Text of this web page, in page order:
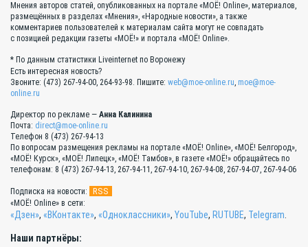
Мнения авторов статей, опубликованных на портале «МОЁ! Online», материалов,
размещённых в разделах «Мнения», «Народные новости», а также
комментариев пользователей к материалам сайта могут не совпадать
с позицией редакции газеты «МОЁ!» и портала «МОЁ! Online».
* По данным статистики Liveinternet по Воронежу
Есть интересная новость?
Звоните: (473) 267-94-00, 264-93-98. Пишите: web@moe-online.ru, moe@moe-
online.ru
Директор по рекламе — Анна Калинина
Почта: direct@moe-online.ru
Телефон 8 (473) 267-94-13
По вопросам размещения рекламы на портале «МОЁ! Online», «МОЁ! Белгород»,
«МОЁ! Курск», «МОЁ! Липецк», «МОЁ! Тамбов», в газете «МОЁ!» обращайтесь по
телефонам: 8 (473) 267-94-13, 267-94-11, 267-94-10, 267-94-08, 267-94-07, 267-94-06
Подписка на новости: RSS
«МОЁ! Online» в сети:
«Дзен», «ВКонтакте», «Одноклассники», YouTube, RUTUBE, Telegram.
Наши партнёры: